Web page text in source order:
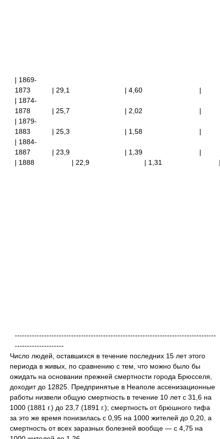
| 1869-
1873 | 29,1
| 4,60
|
| 1874-
1878 | 25,7
| 2,02
|
| 1879-
1883 | 25,3
| 1,58
|
| 1884-
1887 | 23,9
| 1,39
|
| 1888 | 22,9
| 1,31
----------------------------------------------------------------------------------
--------------------
Число людей, оставшихся в течение последних 15 лет этого
периода в живых, по сравнению с тем, что можно было бы
ожидать на основании прежней смертности города Брюсселя,
доходит до 12825. Предпринятые в Неаполе ассенизационные
работы низвели общую смертность в течение 10 лет с 31,6 на
1000 (1881 г.) до 23,7 (1891 г.); смертность от брюшного тифа
за это же время понизилась с 0,95 на 1000 жителей до 0,20, а
смертность от всех заразных болезней вообще — с 4,75 на